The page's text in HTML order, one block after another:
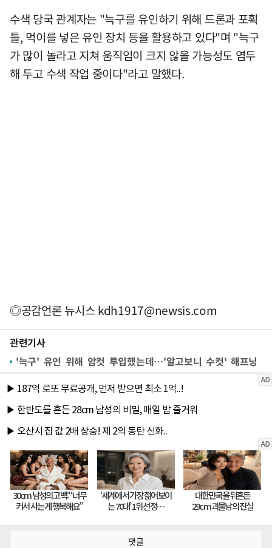
수색 당국 관계자는 "늑구를 유인하기 위해 드론과 포획
틀, 먹이를 넣은 유인 장치 등을 활용하고 있다"며 "늑구
가 많이 놀라고 지쳐 움직임이 크지 않을 가능성도 염두
해 두고 수색 작업 중이다"라고 말했다.
◎공감언론 뉴시스kdh1917@newsis.com
관련기사
'늑구' 유인 위해 암컷 투입했는데…'알고보니 수컷' 해프닝
댓글